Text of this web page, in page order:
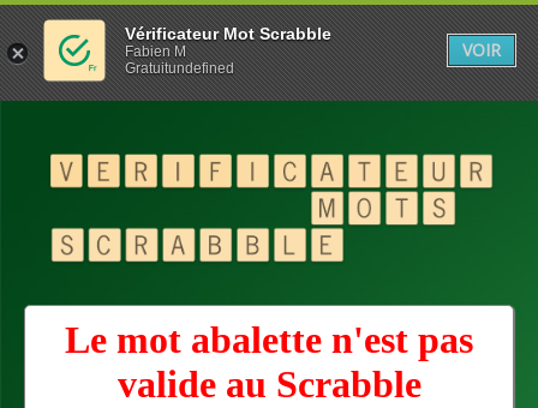
Le mot abalette n'est pas
valide au Scrabble
Vérificateur Mot Scrabble
Fabien M
Gratuitundefined
VOIR